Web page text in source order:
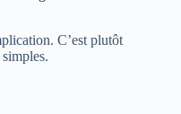
C’est plutôt